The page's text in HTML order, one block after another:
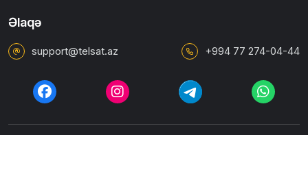
Əlaqə
support@telsat.az +994 77 274-04-44